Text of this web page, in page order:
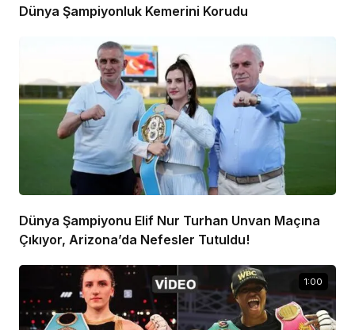
Dünya Şampiyonluk Kemerini Korudu
Dünya Şampiyonu Elif Nur Turhan Unvan Maçına
Çıkıyor, Arizona’da Nefesler Tutuldu!
1:00